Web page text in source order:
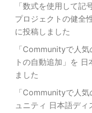
「数式を使用して
プロジェクトの健全
に投稿しました
「Communityで人
トの自動追加」を
ました
「Communityで人
ュニティ 日本語デ